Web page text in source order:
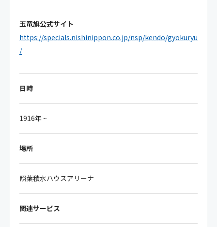
玉竜旗公式サイト
https://specials.nishinippon.co.jp/nsp/kendo/gyokuryu
/
日時
1916年 ~
場所
照葉積水ハウスアリーナ
関連サービス